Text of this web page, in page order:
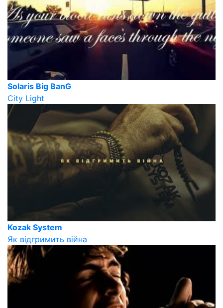
Solaris Big BanG
City Light
Kozak System
Як відгримить війна